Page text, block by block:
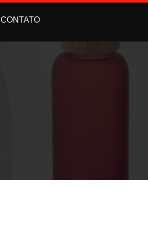
CONTATO